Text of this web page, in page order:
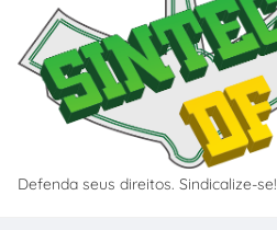
Defenda seus direitos. Sindicalize-se!